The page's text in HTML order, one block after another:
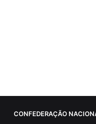
CONFEDERAÇÃO